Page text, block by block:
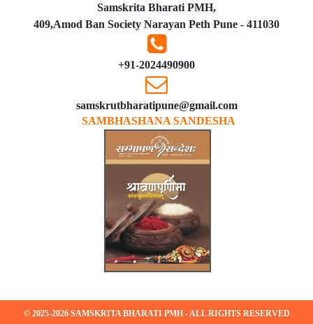
Samskrita Bharati PMH,
409,Amod Ban Society Narayan Peth Pune - 411030
+91-2024490900
samskrutbharatipune@gmail.com
SAMBHASHANA SANDESHA
© 2025-2026 SAMSKRITA BHARATI PMH - ALL RIGHTS RESERVED